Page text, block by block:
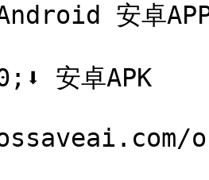
安卓
安卓APK